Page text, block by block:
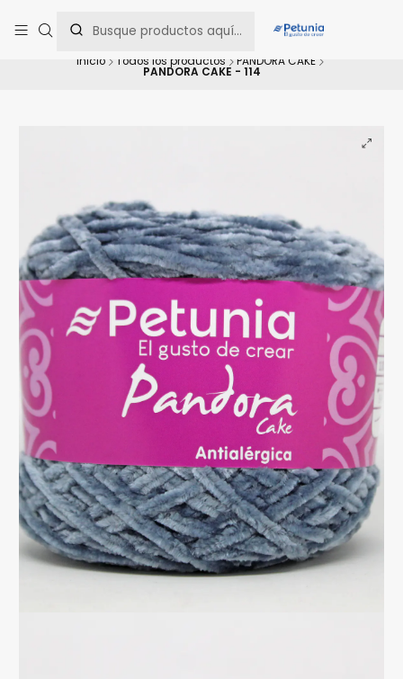
una asesoría personalizada.
Inicio Todos los productos PANDORA CAKE
PANDORA CAKE - 114